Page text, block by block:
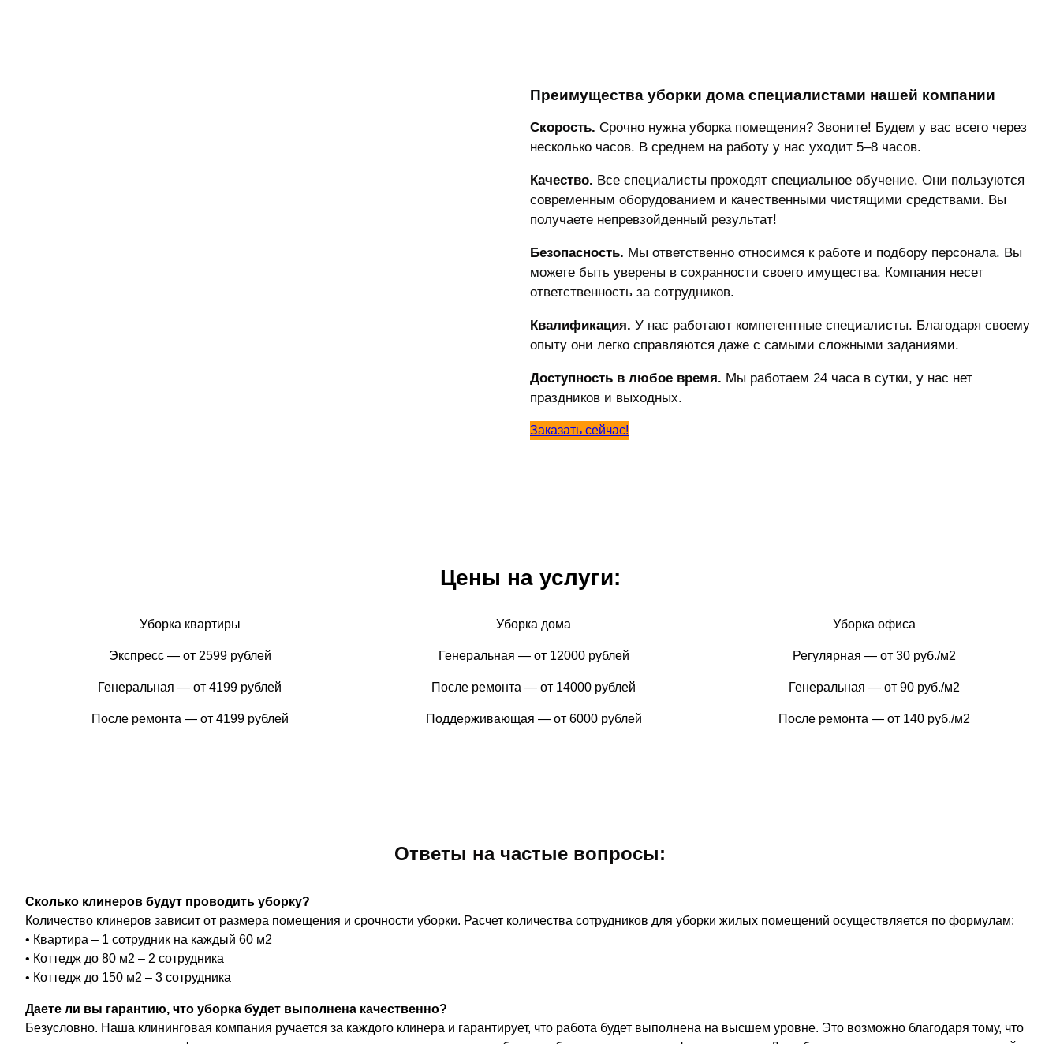
Преимущества уборки дома специалистами нашей компании
Скорость. Срочно нужна уборка помещения? Звоните! Будем у вас всего через
несколько часов. В среднем на работу у нас уходит 5–8 часов.
Качество. Все специалисты проходят специальное обучение. Они пользуются
современным оборудованием и качественными чистящими средствами. Вы
получаете непревзойденный результат!
Безопасность. Мы ответственно относимся к работе и подбору персонала. Вы
можете быть уверены в сохранности своего имущества. Компания несет
ответственность за сотрудников.
Квалификация. У нас работают компетентные специалисты. Благодаря своему
опыту они легко справляются даже с самыми сложными заданиями.
Доступность в любое время. Мы работаем 24 часа в сутки, у нас нет
праздников и выходных.
Заказать сейчас!
Цены на услуги:
Уборка квартиры Уборка дома Уборка офиса
Экспресс — от 2599 рублей Генеральная — от 12000 рублей Регулярная — от 30 руб./м2
Генеральная — от 4199 рублей После ремонта — от 14000 рублей Генеральная — от 90 руб./м2
После ремонта — от 4199 рублей Поддерживающая — от 6000 рублей После ремонта — от 140 руб./м2
Ответы на частые вопросы:
Сколько клинеров будут проводить уборку?
Количество клинеров зависит от размера помещения и срочности уборки. Расчет количества сотрудников для уборки жилых помещений осуществляется по формулам:
• Квартира – 1 сотрудник на каждый 60 м2
• Коттедж до 80 м2 – 2 сотрудника
• Коттедж до 150 м2 – 3 сотрудника
Даете ли вы гарантию, что уборка будет выполнена качественно?
Безусловно. Наша клининговая компания ручается за каждого клинера и гарантирует, что работа будет выполнена на высшем уровне. Это возможно благодаря тому, что